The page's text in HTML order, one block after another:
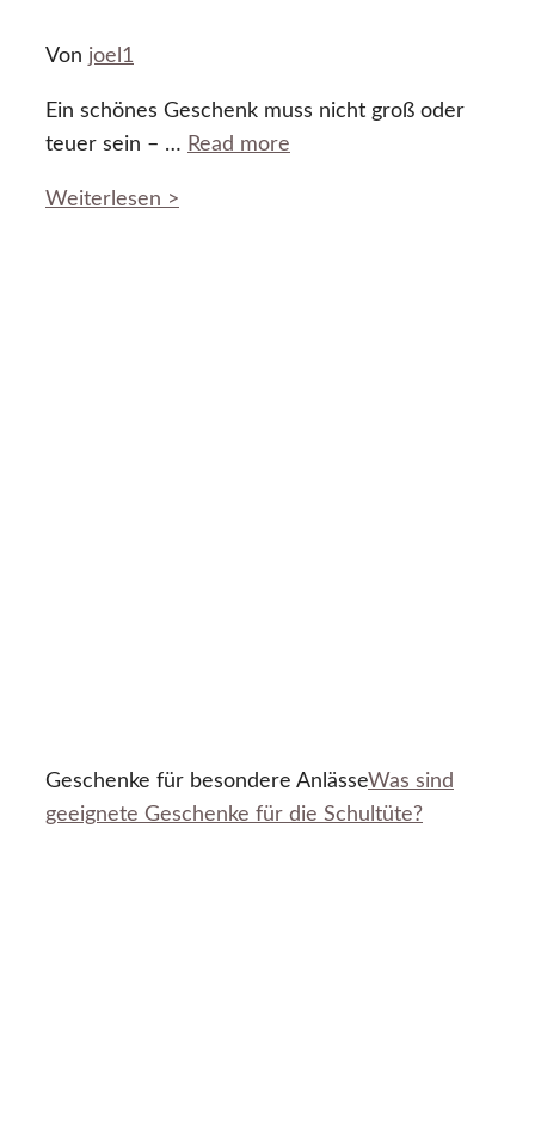
Von joel1
Ein schönes Geschenk muss nicht groß oder
teuer sein – … Read more
Weiterlesen >
Geschenke für besondere AnlässeWas sind
geeignete Geschenke für die Schultüte?